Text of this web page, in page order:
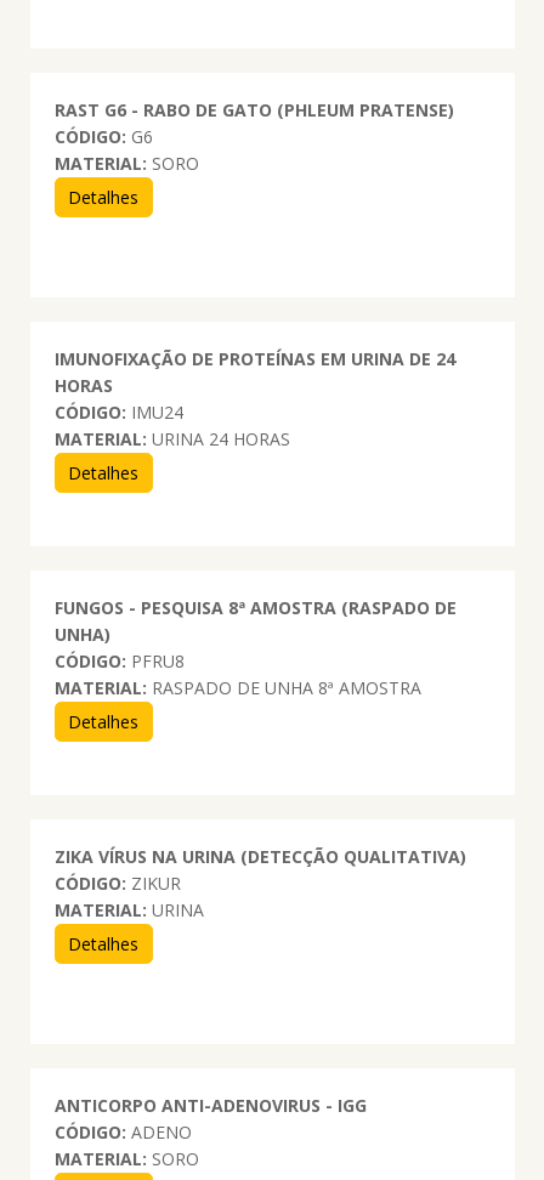
RAST G6 - RABO DE GATO (PHLEUM PRATENSE)
CÓDIGO: G6
MATERIAL: SORO
Detalhes
IMUNOFIXAÇÃO DE PROTEÍNAS EM URINA DE 24
HORAS
CÓDIGO: IMU24
MATERIAL: URINA 24 HORAS
Detalhes
FUNGOS - PESQUISA 8ª AMOSTRA (RASPADO DE
UNHA)
CÓDIGO: PFRU8
MATERIAL: RASPADO DE UNHA 8ª AMOSTRA
Detalhes
ZIKA VÍRUS NA URINA (DETECÇÃO QUALITATIVA)
CÓDIGO: ZIKUR
MATERIAL: URINA
Detalhes
ANTICORPO ANTI-ADENOVIRUS - IGG
CÓDIGO: ADENO
MATERIAL: SORO